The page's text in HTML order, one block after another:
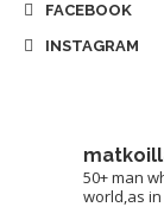
FACEBOOK
INSTAGRAM
50+ man
world,as